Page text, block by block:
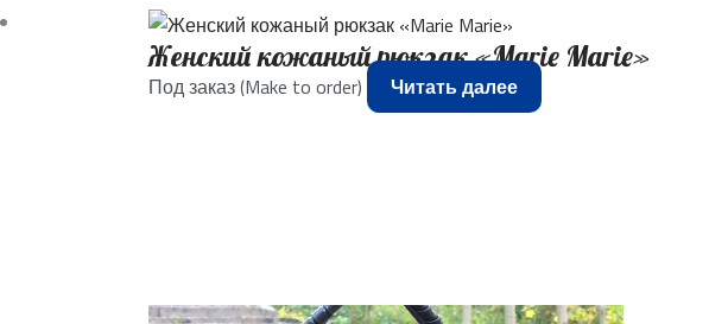
Женский кожаный рюкзак «Marie Marie»
Под заказ (Make to order) Читать далее